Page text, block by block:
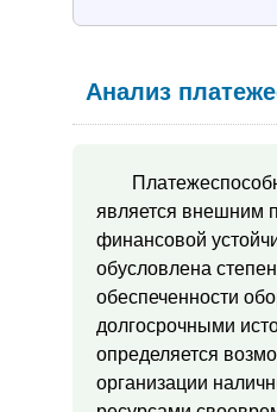
Анализ
является внешним
финансовой
обусловлена
обеспеченности
долгосрочными
определяется
организации